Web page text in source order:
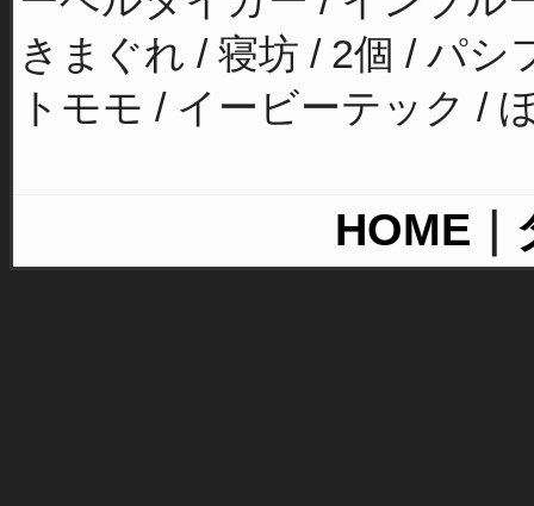
きまぐれ / 寝坊 / 2個 / パ
トモモ / イービーテック /
HOME